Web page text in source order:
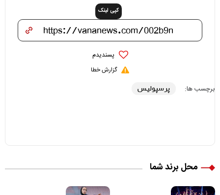
کپی لینک
پسندیدم
گزارش خطا
برچسب ها: پرسپولیس
محل برند شما